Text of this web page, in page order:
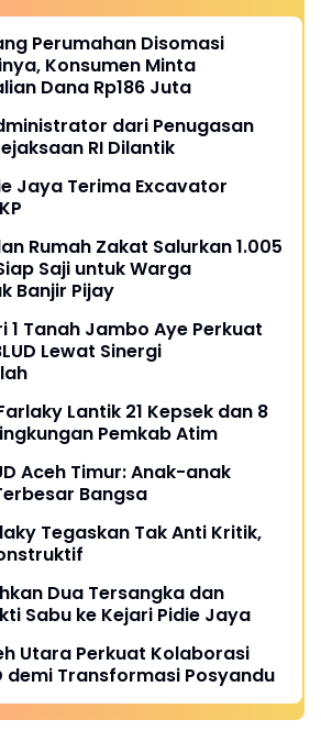
Perumahan Disomasi
Konsumen Minta
Dana Rp186 Juta
dari Penugasan
RI Dilantik
Jaya Terima Excavator
Rumah Zakat Salurkan 1.005
Saji untuk Warga
Banjir Pijay
1 Tanah Jambo Aye Perkuat
Lewat Sinergi
Lantik 21 Kepsek dan 8
Pemkab Atim
Aceh Timur: Anak-anak
Bangsa
Tegaskan Tak Anti Kritik,
Dua Tersangka dan
Sabu ke Kejari Pidie Jaya
Utara Perkuat Kolaborasi
demi Transformasi Posyandu